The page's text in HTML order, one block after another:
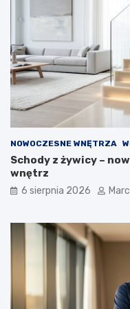
ą
c
y
c
h
NOWOCZESNE WNĘTRZA
Schody z żywicy –
wnętrz
6 sierpnia 2026